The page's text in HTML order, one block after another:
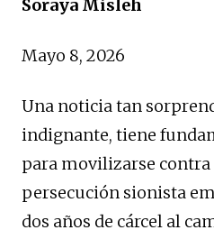
Soraya Misleh
Mayo 8, 2026
Una noticia tan
indignante, tiene
para movilizarse
persecución sionista
dos años de cárcel al